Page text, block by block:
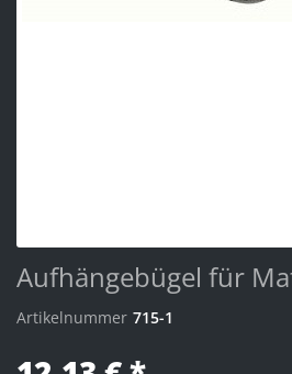
Aufhängebügel für
Artikelnummer 715-1